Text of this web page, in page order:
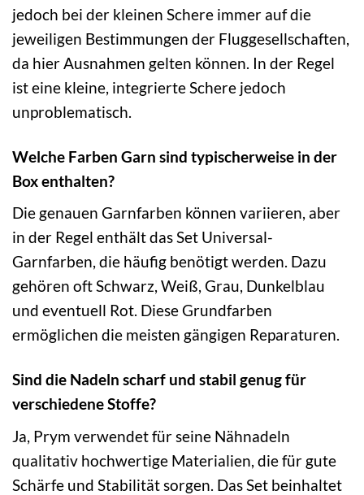
jedoch bei der kleinen Schere immer auf die
jeweiligen Bestimmungen der Fluggesellschaften,
da hier Ausnahmen gelten können. In der Regel
ist eine kleine, integrierte Schere jedoch
unproblematisch.
Welche Farben Garn sind typischerweise in der
Box enthalten?
Die genauen Garnfarben können variieren, aber
in der Regel enthält das Set Universal-
Garnfarben, die häufig benötigt werden. Dazu
gehören oft Schwarz, Weiß, Grau, Dunkelblau
und eventuell Rot. Diese Grundfarben
ermöglichen die meisten gängigen Reparaturen.
Sind die Nadeln scharf und stabil genug für
verschiedene Stoffe?
Ja, Prym verwendet für seine Nähnadeln
qualitativ hochwertige Materialien, die für gute
Schärfe und Stabilität sorgen. Das Set beinhaltet